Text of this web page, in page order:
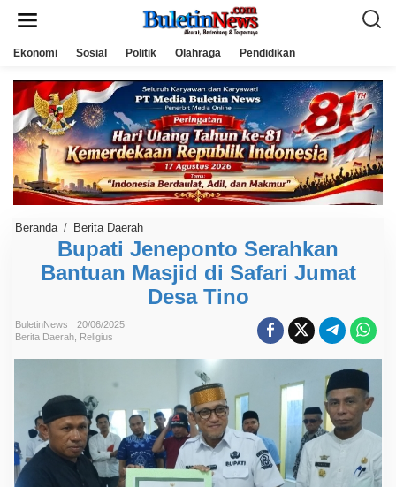
Ekonomi Sosial Politik Olahraga Pendidikan
Beranda / Berita Daerah
p
a
t
J
p
o
S
e
r
a
h
Bupati Jeneponto Serahkan
Bantuan Masjid di Safari Jumat
Desa Tino
BuletinNews
20/06/2025
Berita Daerah Religius